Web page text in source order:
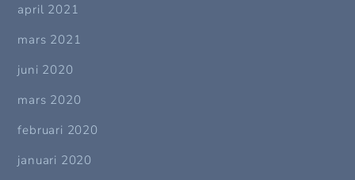
april 2021
mars 2021
juni 2020
mars 2020
februari 2020
januari 2020